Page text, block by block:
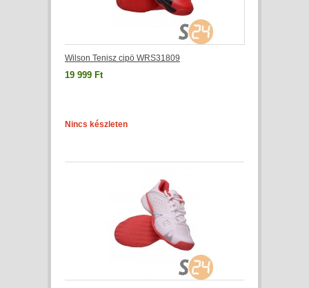
Wilson Tenisz cipö WRS31809
19 999 Ft
Nincs készleten